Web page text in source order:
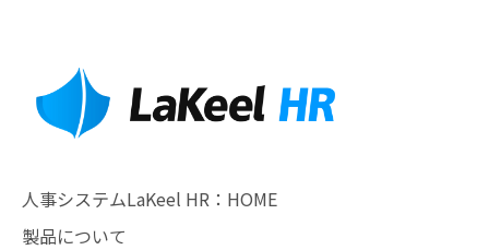
人事システムLaKeel HR：HOME
製品について